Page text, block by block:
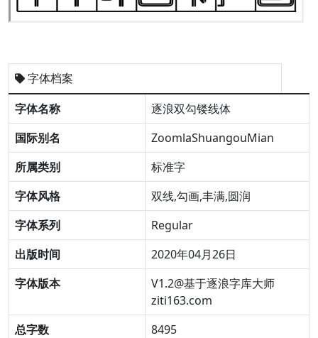
字体档案
字体名称
逐浪双勾镂线体
国际别名
ZoomlaShuangouMian
所属类别
标准字
字体风格
双线,勾画,丰满,圆润
字体系列
Regular
出版时间
2020年04月26日
字体版本
V1.2@基于逐浪字库大师
ziti163.com
总字数
8495